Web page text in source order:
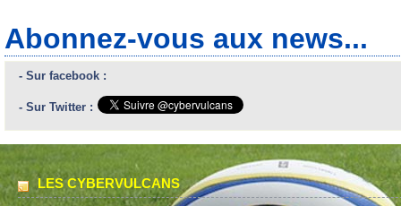
Abonnez-vous aux news...
- Sur facebook :
- Sur Twitter :
LES CYBERVULCANS